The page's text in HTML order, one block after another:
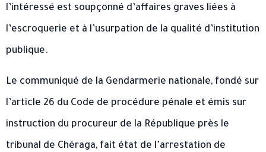
l’intéressé est soupçonné d’affaires graves liées à
l’escroquerie et à l’usurpation de la qualité d’institution
publique.
Le communiqué de la Gendarmerie nationale, fondé sur
l’article 26 du Code de procédure pénale et émis sur
instruction du procureur de la République près le
tribunal de Chéraga, fait état de l’arrestation de